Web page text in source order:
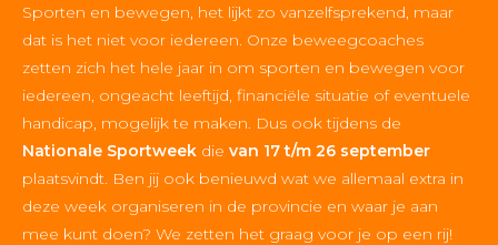
Sporten en bewegen, het lijkt zo vanzelfsprekend, maar
dat is het niet voor iedereen. Onze beweegcoaches
zetten zich het hele jaar in om sporten en bewegen voor
iedereen, ongeacht leeftijd, financiële situatie of eventuele
handicap, mogelijk te maken. Dus ook tijdens de
Nationale Sportweek die van 17 t/m 26 september
plaatsvindt. Ben jij ook benieuwd wat we allemaal extra in
deze week organiseren in de provincie en waar je aan
mee kunt doen? We zetten het graag voor je op een rij!